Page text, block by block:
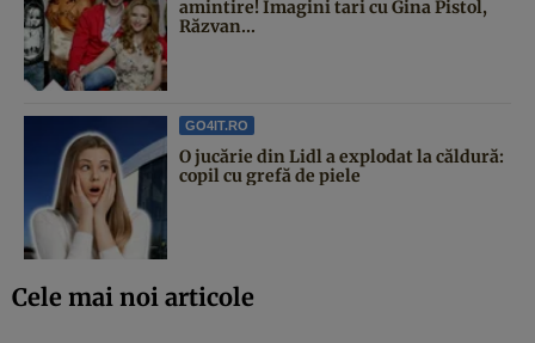
amintire! Imagini tari cu Gina Pistol,
Răzvan...
GO4IT.RO
O jucărie din Lidl a explodat la căldură:
copil cu grefă de piele
Cele mai noi articole